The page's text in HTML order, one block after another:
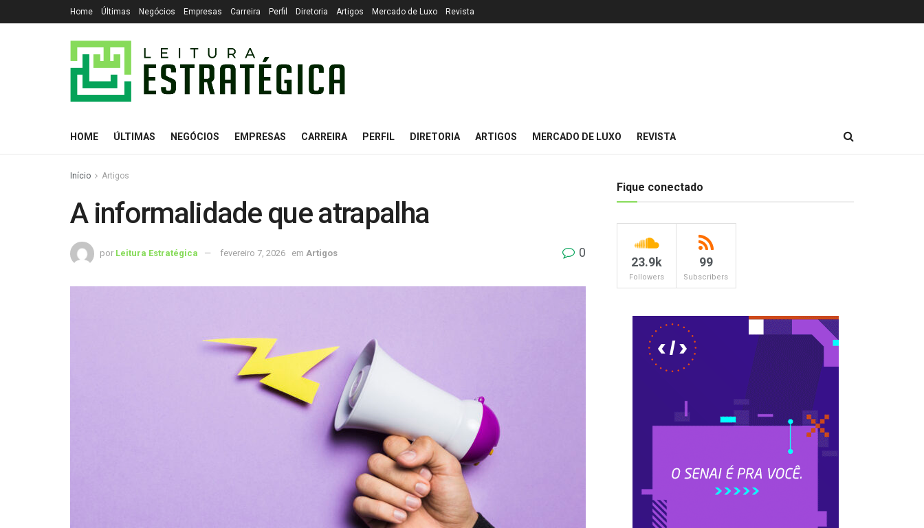
Home Últimas Negócios Empresas Carreira Perfil Diretoria Artigos Mercado de Luxo Revista
HOME ÚLTIMAS NEGÓCIOS EMPRESAS CARREIRA PERFIL DIRETORIA ARTIGOS MERCADO DE LUXO REVISTA
Início Artigos
A informalidade que atrapalha
por Leitura Estratégica fevereiro 7, 2026 em Artigos 0
Fique conectado
23.9k
Followers
99
Subscribers